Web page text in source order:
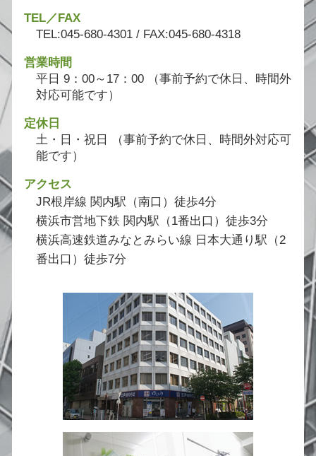
TEL／FAX
TEL:045-680-4301 / FAX:045-680-4318
営業時間
平日 9：00～17：00 （事前予約で休日、時間外
対応可能です）
定休日
土・日・祝日 （事前予約で休日、時間外対応可
能です）
アクセス
JR根岸線 関内駅（南口）徒歩4分
横浜市営地下鉄 関内駅（1番出口）徒歩3分
横浜高速鉄道みなとみらい線 日本大通り駅（2
番出口）徒歩7分